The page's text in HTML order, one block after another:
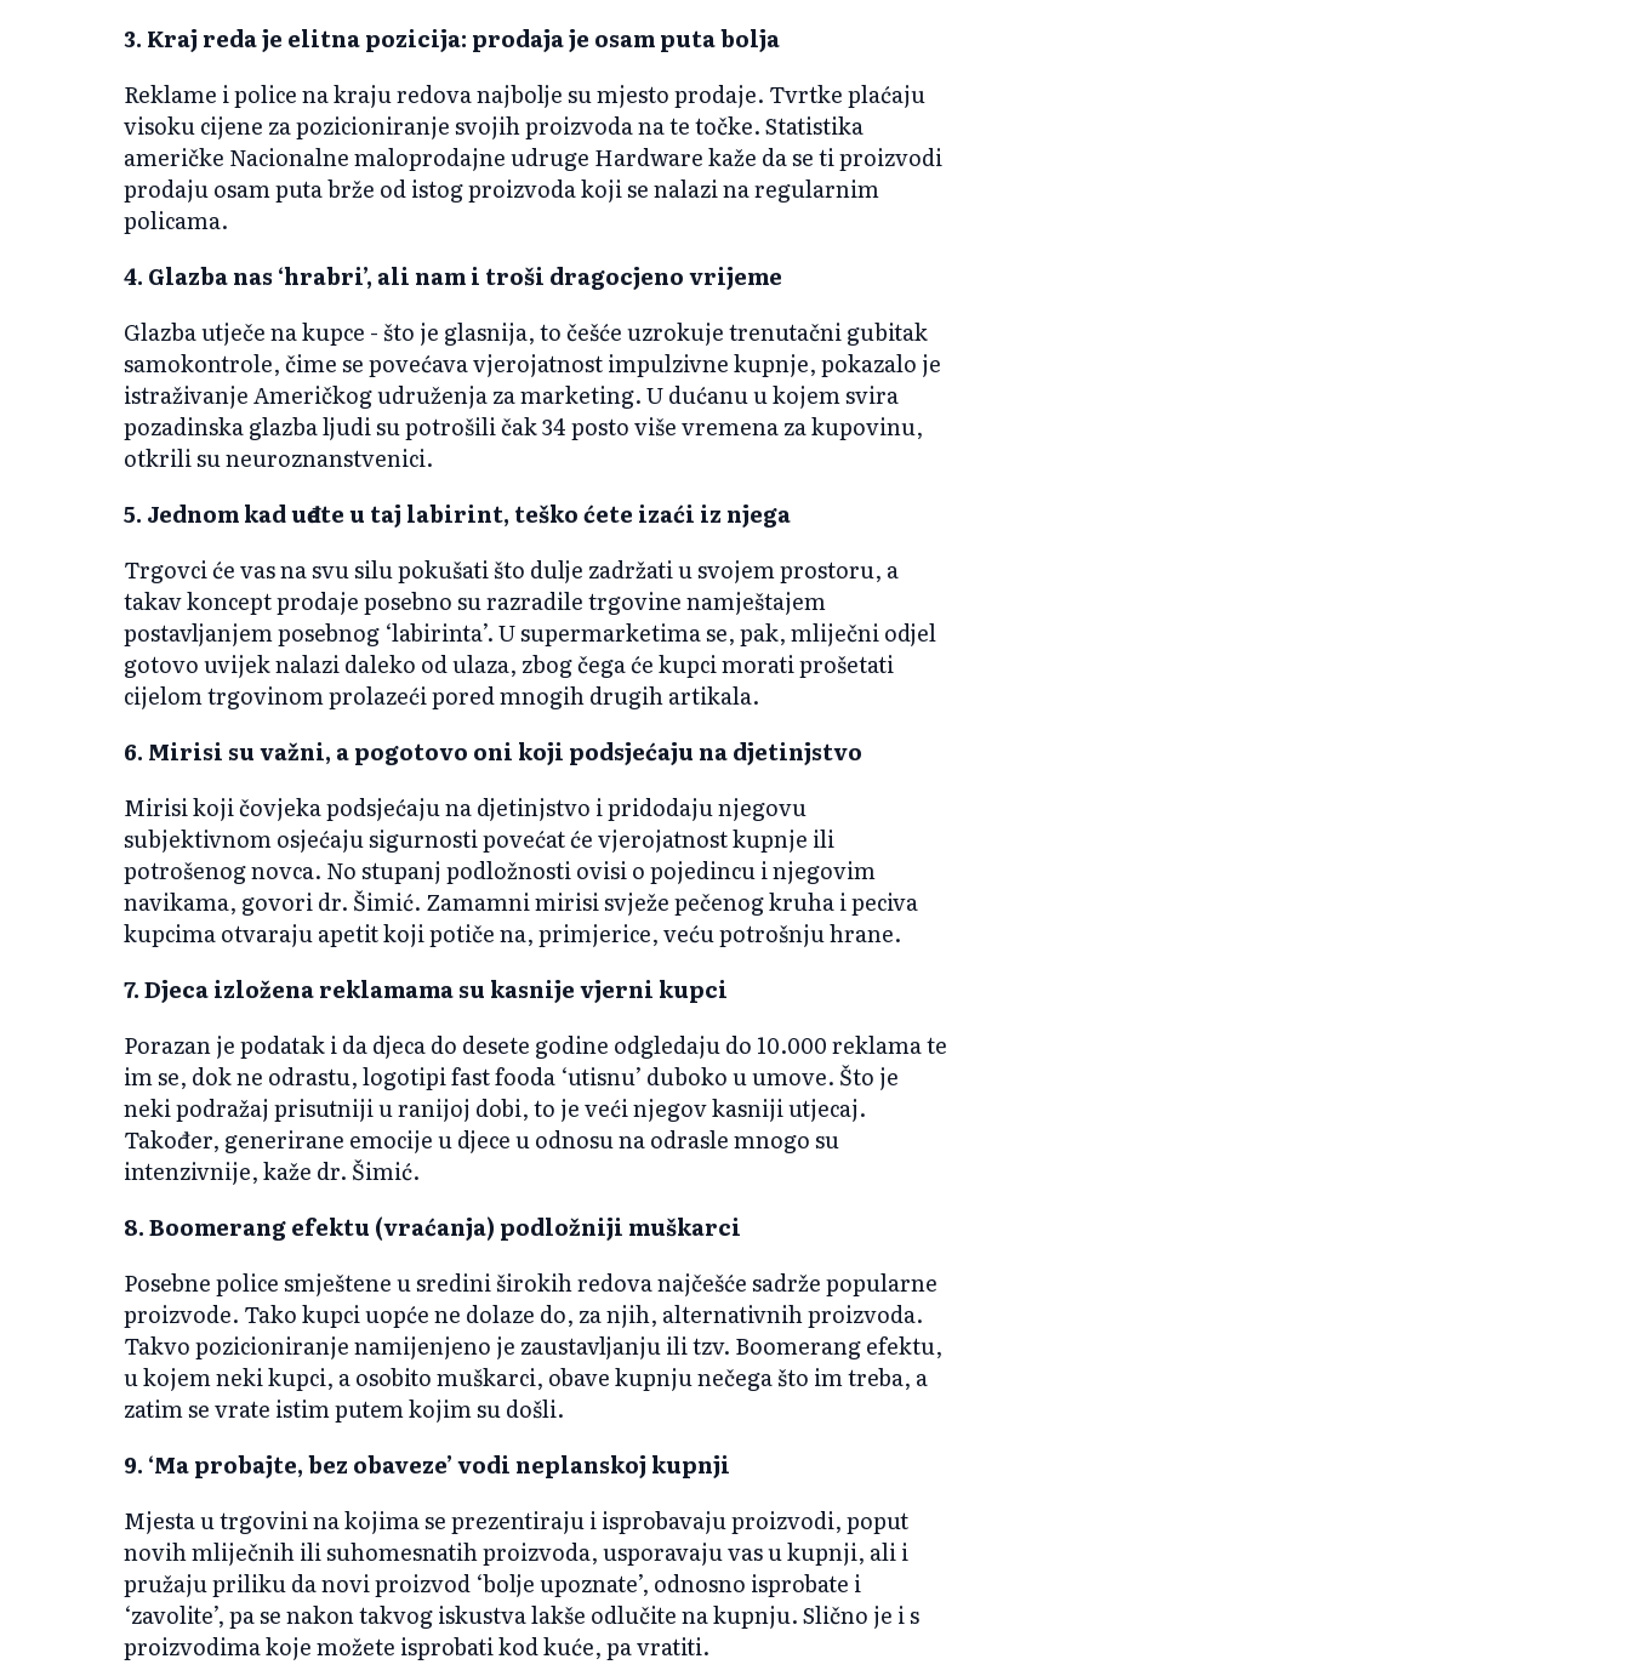
3. Kraj reda je elitna pozicija: prodaja je osam puta bolja
Reklame i police na kraju redova najbolje su mjesto prodaje. Tvrtke plaćaju
visoku cijene za pozicioniranje svojih proizvoda na te točke. Statistika
američke Nacionalne maloprodajne udruge Hardware kaže da se ti proizvodi
prodaju osam puta brže od istog proizvoda koji se nalazi na regularnim
policama.
4. Glazba nas ‘hrabri’, ali nam i troši dragocjeno vrijeme
Glazba utječe na kupce - što je glasnija, to češće uzrokuje trenutačni gubitak
samokontrole, čime se povećava vjerojatnost impulzivne kupnje, pokazalo je
istraživanje Američkog udruženja za marketing. U dućanu u kojem svira
pozadinska glazba ljudi su potrošili čak 34 posto više vremena za kupovinu,
otkrili su neuroznanstvenici.
5. Jednom kad uđete u taj labirint, teško ćete izaći iz njega
Trgovci će vas na svu silu pokušati što dulje zadržati u svojem prostoru, a
takav koncept prodaje posebno su razradile trgovine namještajem
postavljanjem posebnog ‘labirinta’. U supermarketima se, pak, mliječni odjel
gotovo uvijek nalazi daleko od ulaza, zbog čega će kupci morati prošetati
cijelom trgovinom prolazeći pored mnogih drugih artikala.
6. Mirisi su važni, a pogotovo oni koji podsjećaju na djetinjstvo
Mirisi koji čovjeka podsjećaju na djetinjstvo i pridodaju njegovu
subjektivnom osjećaju sigurnosti povećat će vjerojatnost kupnje ili
potrošenog novca. No stupanj podložnosti ovisi o pojedincu i njegovim
navikama, govori dr. Šimić. Zamamni mirisi svježe pečenog kruha i peciva
kupcima otvaraju apetit koji potiče na, primjerice, veću potrošnju hrane.
7. Djeca izložena reklamama su kasnije vjerni kupci
Porazan je podatak i da djeca do desete godine odgledaju do 10.000 reklama te
im se, dok ne odrastu, logotipi fast fooda ‘utisnu’ duboko u umove. Što je
neki podražaj prisutniji u ranijoj dobi, to je veći njegov kasniji utjecaj.
Također, generirane emocije u djece u odnosu na odrasle mnogo su
intenzivnije, kaže dr. Šimić.
8. Boomerang efektu (vraćanja) podložniji muškarci
Posebne police smještene u sredini širokih redova najčešće sadrže popularne
proizvode. Tako kupci uopće ne dolaze do, za njih, alternativnih proizvoda.
Takvo pozicioniranje namijenjeno je zaustavljanju ili tzv. Boomerang efektu,
u kojem neki kupci, a osobito muškarci, obave kupnju nečega što im treba, a
zatim se vrate istim putem kojim su došli.
9. ‘Ma probajte, bez obaveze’ vodi neplanskoj kupnji
Mjesta u trgovini na kojima se prezentiraju i isprobavaju proizvodi, poput
novih mliječnih ili suhomesnatih proizvoda, usporavaju vas u kupnji, ali i
pružaju priliku da novi proizvod ‘bolje upoznate’, odnosno isprobate i
‘zavolite’, pa se nakon takvog iskustva lakše odlučite na kupnju. Slično je i s
proizvodima koje možete isprobati kod kuće, pa vratiti.